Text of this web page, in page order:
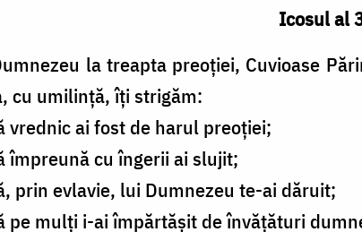
Icosul al
la treapta preoției, Cuvioase
cu umilință, îți strigăm:
vrednic ai fost de harul preoției;
împreună cu îngerii ai slujit;
prin evlavie, lui Dumnezeu te-ai dăruit;
pe mulți i-ai împărtășit de învățături